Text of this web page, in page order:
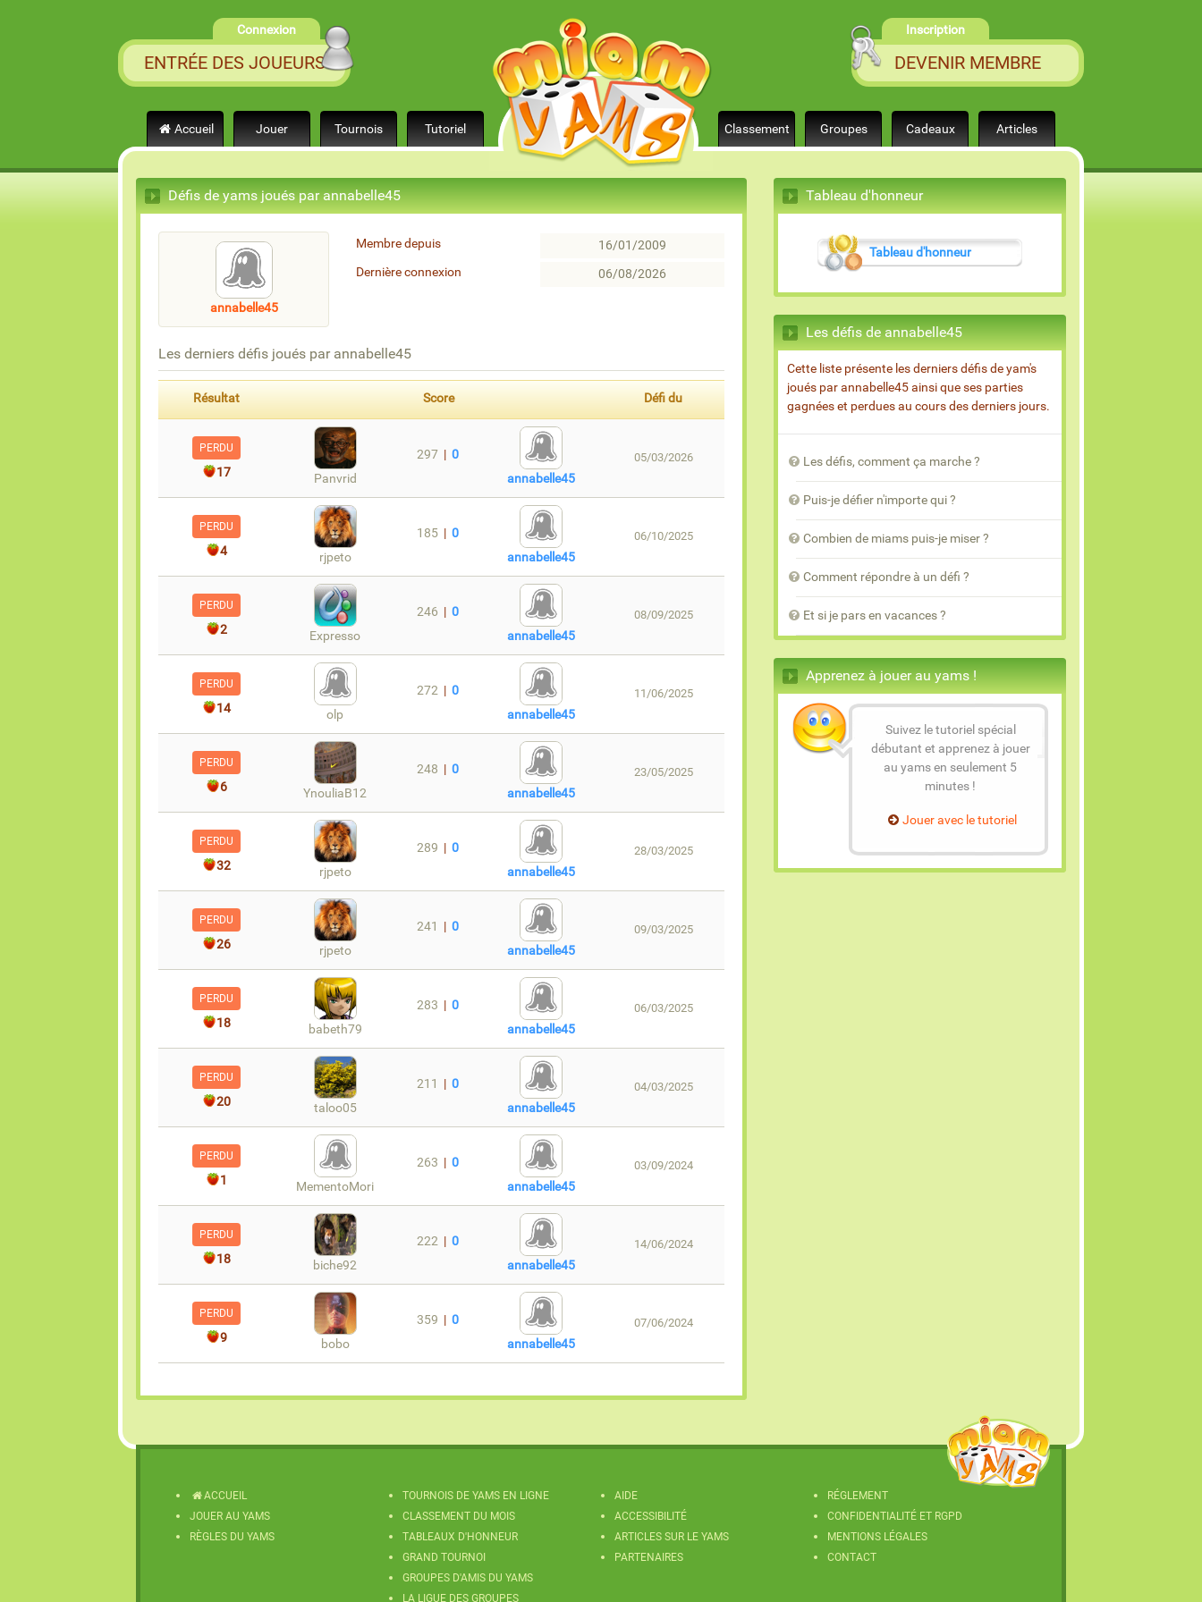
Connexion
ENTRÉE DES JOUEURS
Inscription
DEVENIR MEMBRE
Accueil Jouer Tournois Tutoriel Classement Groupes Cadeaux Articles
Défis de yams joués par annabelle45
annabelle45
Membre depuis
16/01/2009
Dernière connexion
06/08/2026
Les derniers défis joués par annabelle45
Résultat Score Défi du
PERDU
17 Panvrid
297 |0
annabelle45
05/03/2026
PERDU
4 rjpeto
185 |0
annabelle45
06/10/2025
PERDU
2 Expresso
246 |0
annabelle45
08/09/2025
PERDU
14 olp
272 |0
annabelle45
11/06/2025
PERDU
6 YnouliaB12
248 |0
annabelle45
23/05/2025
PERDU
32 rjpeto
289 |0
annabelle45
28/03/2025
PERDU
26 rjpeto
241 |0
annabelle45
09/03/2025
PERDU
18 babeth79
283 |0
annabelle45
06/03/2025
PERDU
20 taloo05
211 |0
annabelle45
04/03/2025
PERDU
1 MementoMori
263 |0
annabelle45
03/09/2024
PERDU
18 biche92
222 |0
annabelle45
14/06/2024
PERDU
9 bobo
359 |0
annabelle45
07/06/2024
Tableau d'honneur
Tableau d'honneur
Les défis de annabelle45
Cette liste présente les derniers défis de yam's
joués par annabelle45 ainsi que ses parties
gagnées et perdues au cours des derniers jours.
Les défis, comment ça marche ?
Puis-je défier n'importe qui ?
Combien de miams puis-je miser ?
Comment répondre à un défi ?
Et si je pars en vacances ?
Apprenez à jouer au yams !
Suivez le tutoriel spécial
débutant et apprenez à jouer
au yams en seulement 5
minutes !
Jouer avec le tutoriel
ACCUEIL
JOUER AU YAMS
RÈGLES DU YAMS
TOURNOIS DE YAMS EN LIGNE
CLASSEMENT DU MOIS
TABLEAUX D'HONNEUR
GRAND TOURNOI
GROUPES D'AMIS DU YAMS
LA LIGUE DES GROUPES
AIDE
ACCESSIBILITÉ
ARTICLES SUR LE YAMS
PARTENAIRES
RÉGLEMENT
CONFIDENTIALITÉ ET RGPD
MENTIONS LÉGALES
CONTACT